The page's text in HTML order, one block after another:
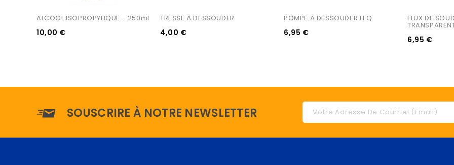
ALCOOL ISOPROPYLIQUE - 250ml
10,00 €
TRESSE À DESSOUDER
4,00 €
POMPE À DESSOUDER H.Q
6,95 €
FLUX DE
6,95 €
SOUSCRIRE À NOTRE NEWSLETTER